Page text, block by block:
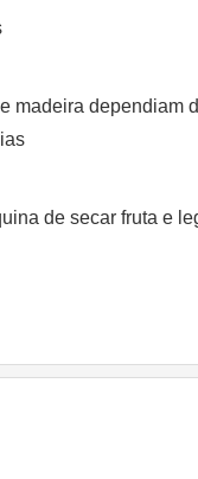
madeira dependiam
de secar fruta e